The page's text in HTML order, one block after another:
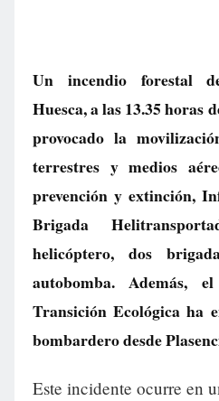
Un incendio forestal
Huesca, a las 13.35 horas
provocado la
terrestres y medios
prevención y extinción,
Brigada
helicóptero, dos
autobomba. Además,
Transición Ecológica ha
bombardero desde
Este incidente ocurre en